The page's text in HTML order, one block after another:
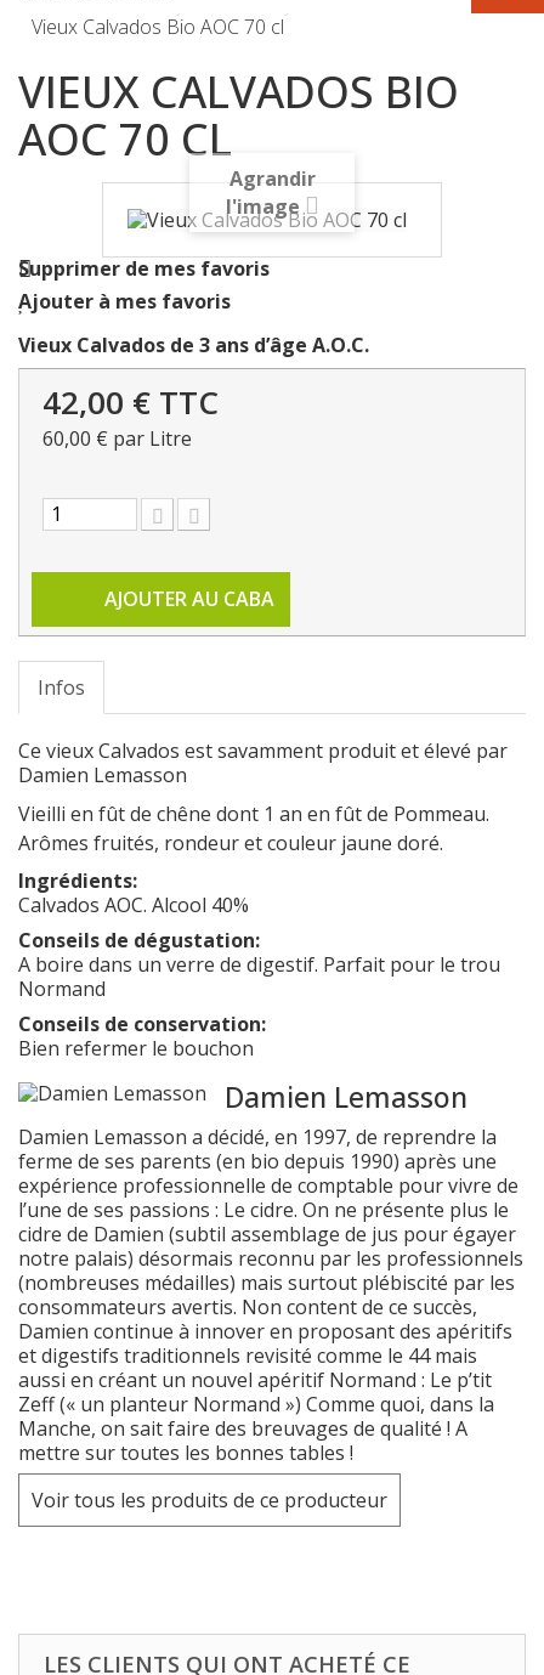
Vieux Calvados Bio AOC 70 cl
VIEUX CALVADOS BIO
AOC 70 CL
Agrandir
l'image
Supprimer de mes favoris
Ajouter à mes favoris
Vieux Calvados de 3 ans d’âge A.O.C.
42,00 € TTC
60,00 € par Litre
AJOUTER AU CABA
Infos
Ce vieux Calvados est savamment produit et élevé par
Damien Lemasson
Vieilli en fût de chêne dont 1 an en fût de Pommeau.
Arômes fruités, rondeur et couleur jaune doré.
Ingrédients:
Calvados AOC. Alcool 40%
Conseils de dégustation:
A boire dans un verre de digestif. Parfait pour le trou
Normand
Conseils de conservation:
Bien refermer le bouchon
Damien Lemasson
Damien Lemasson a décidé, en 1997, de reprendre la
ferme de ses parents (en bio depuis 1990) après une
expérience professionnelle de comptable pour vivre de
l’une de ses passions : Le cidre. On ne présente plus le
cidre de Damien (subtil assemblage de jus pour égayer
notre palais) désormais reconnu par les professionnels
(nombreuses médailles) mais surtout plébiscité par les
consommateurs avertis. Non content de ce succès,
Damien continue à innover en proposant des apéritifs
et digestifs traditionnels revisité comme le 44 mais
aussi en créant un nouvel apéritif Normand : Le p’tit
Zeff (« un planteur Normand ») Comme quoi, dans la
Manche, on sait faire des breuvages de qualité ! A
mettre sur toutes les bonnes tables !
Voir tous les produits de ce producteur
LES CLIENTS QUI ONT ACHETÉ CE